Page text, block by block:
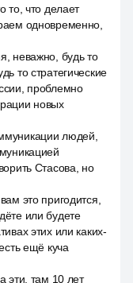
то, что делает
одновременно,
неважно, будь то
то стратегические
проблемно
новых
людей,
Стасова, но
это пригодится,
или будете
этих или каких-
ещё куча
эти, там 10 лет